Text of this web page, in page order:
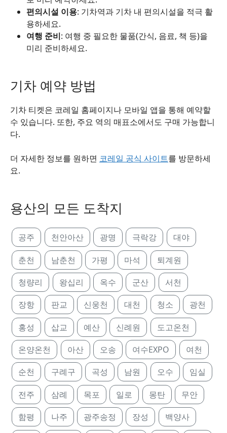
편의시설 이용: 기차역과 기차 내 편의시설을 적극 활
용하세요.
여행 준비: 여행 중 필요한 물품(간식, 음료, 책 등)을
미리 준비하세요.
기차 예약 방법
기차 티켓은 코레일 홈페이지나 모바일 앱을 통해 예약할
수 있습니다. 또한, 주요 역의 매표소에서도 구매 가능합니
다.
더 자세한 정보를 원하면 코레일 공식 사이트를 방문하세
요.
용산의 모든 도착지
공주 천안아산 광명 극락강 대야
춘천 남춘천 가평 마석 퇴계원
청량리 왕십리 옥수 군산 서천
장항 판교 신웅천 대천 청소 광천
홍성 삽교 예산 신례원 도고온천
온양온천 아산 오송 여수EXPO 여천
순천 구례구 곡성 남원 오수 임실
전주 삼례 목포 일로 몽탄 무안
함평 나주 광주송정 장성 백양사